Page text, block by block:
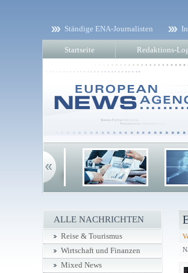
Ständige ENA-Journalisten
Startseite Redaktions-
ALLE NACHRICHTEN
Reise & Tourismus
Wirtschaft und Finanzen
Mixed News